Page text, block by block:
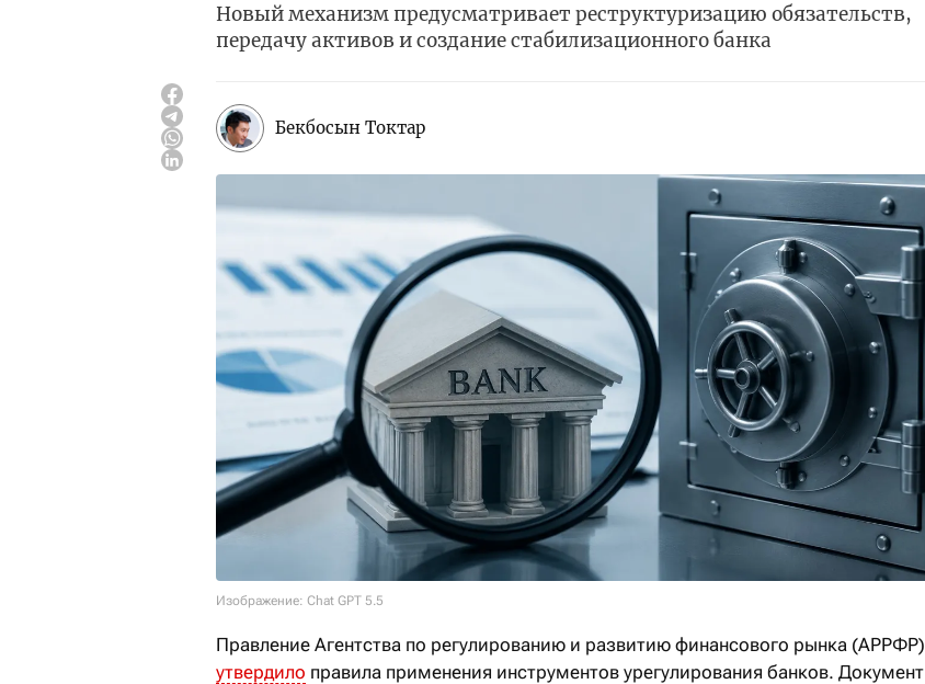
Новый механизм предусматривает реструктуризацию обязательств,
передачу активов и создание стабилизационного банка
Бекбосын Токтар
Изображение: Chat GPT 5.5
Правление Агентства по регулированию и развитию финансового рынка (АРРФР)
утвердило правила применения инструментов урегулирования банков. Документ